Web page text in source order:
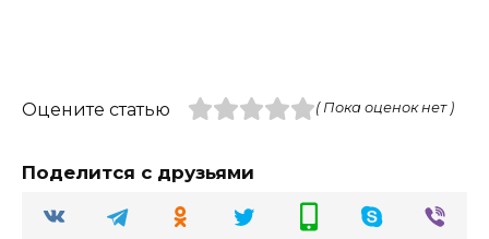
Оцените статью ( Пока оценок нет )
Поделится с друзьями